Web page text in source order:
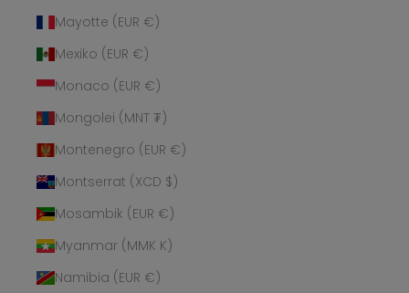
Mayotte (EUR €)
Mexiko (EUR €)
Monaco (EUR €)
Mongolei (MNT ₮)
Montenegro (EUR €)
Montserrat (XCD $)
Mosambik (EUR €)
Myanmar (MMK K)
Namibia (EUR €)